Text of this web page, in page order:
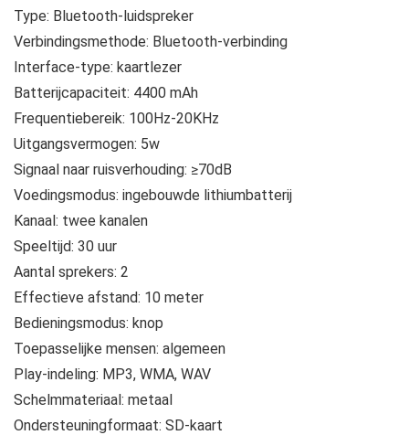
Type: Bluetooth-luidspreker
Verbindingsmethode: Bluetooth-verbinding
Interface-type: kaartlezer
Batterijcapaciteit: 4400 mAh
Frequentiebereik: 100Hz-20KHz
Uitgangsvermogen: 5w
Signaal naar ruisverhouding: ≥70dB
Voedingsmodus: ingebouwde lithiumbatterij
Kanaal: twee kanalen
Speeltijd: 30 uur
Aantal sprekers: 2
Effectieve afstand: 10 meter
Bedieningsmodus: knop
Toepasselijke mensen: algemeen
Play-indeling: MP3, WMA, WAV
Schelmmateriaal: metaal
Ondersteuningformaat: SD-kaart